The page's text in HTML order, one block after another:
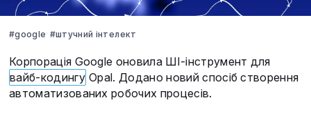
#google #штучний інтелект
Корпорація Google оновила ШІ-інструмент для
вайб-кодингу Opal. Додано новий спосіб створення
автоматизованих робочих процесів.